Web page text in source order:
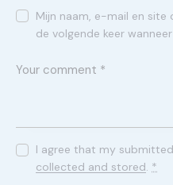
Mijn naam, e-mail en site
de volgende keer
I agree that my
collected and stored. *